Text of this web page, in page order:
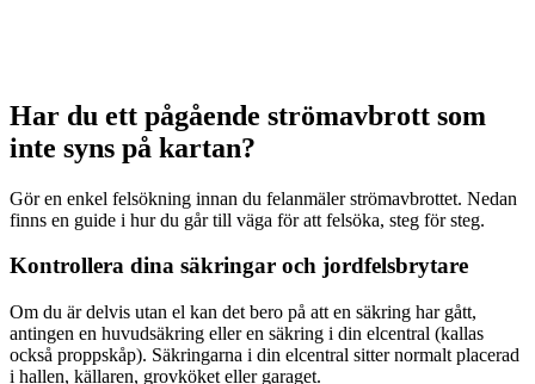
Har du ett pågående strömavbrott som
inte syns på kartan?
Gör en enkel felsökning innan du felanmäler strömavbrottet. Nedan
finns en guide i hur du går till väga för att felsöka, steg för steg.
Kontrollera dina säkringar och jordfelsbrytare
Om du är delvis utan el kan det bero på att en säkring har gått,
antingen en huvudsäkring eller en säkring i din elcentral (kallas
också proppskåp). Säkringarna i din elcentral sitter normalt placerad
i hallen, källaren, grovköket eller garaget.